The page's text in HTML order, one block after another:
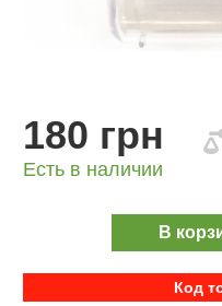
180 грн
Есть в наличии
В
Код